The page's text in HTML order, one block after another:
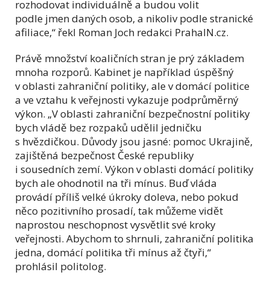
rozhodovat individuálně a budou volit
podle jmen daných osob, a nikoliv podle stranické
afiliace,“ řekl Roman Joch redakci PrahaIN.cz.
Právě množství koaličních stran je prý základem
mnoha rozporů. Kabinet je například úspěšný
v oblasti zahraniční politiky, ale v domácí politice
a ve vztahu k veřejnosti vykazuje podprůměrný
výkon. „V oblasti zahraniční bezpečnostní politiky
bych vládě bez rozpaků udělil jedničku
s hvězdičkou. Důvody jsou jasné: pomoc Ukrajině,
zajištěná bezpečnost České republiky
i sousedních zemí. Výkon v oblasti domácí politiky
bych ale ohodnotil na tři mínus. Buď vláda
provádí příliš velké úkroky doleva, nebo pokud
něco pozitivního prosadí, tak můžeme vidět
naprostou neschopnost vysvětlit své kroky
veřejnosti. Abychom to shrnuli, zahraniční politika
jedna, domácí politika tři mínus až čtyři,“
prohlásil politolog.